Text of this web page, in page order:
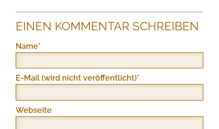
EINEN KOMMENTAR SCHREIBEN
Pflichtfeld
Name*
Pflichtfeld
E-Mail (wird nicht veröffentlicht)*
Webseite